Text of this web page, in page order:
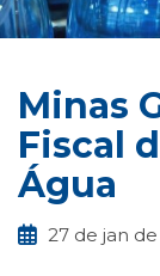
Minas
Fiscal
Água
27 de jan